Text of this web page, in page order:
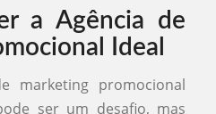
a Agência de
Ideal
marketing promocional
ser um desafio, mas